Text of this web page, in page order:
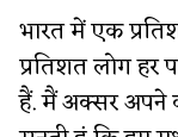
भारत में एक
प्रतिशत लोग हर
हैं. मैं अक्सर अपने